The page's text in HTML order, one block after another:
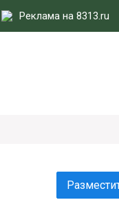
Реклама на 8313.ru